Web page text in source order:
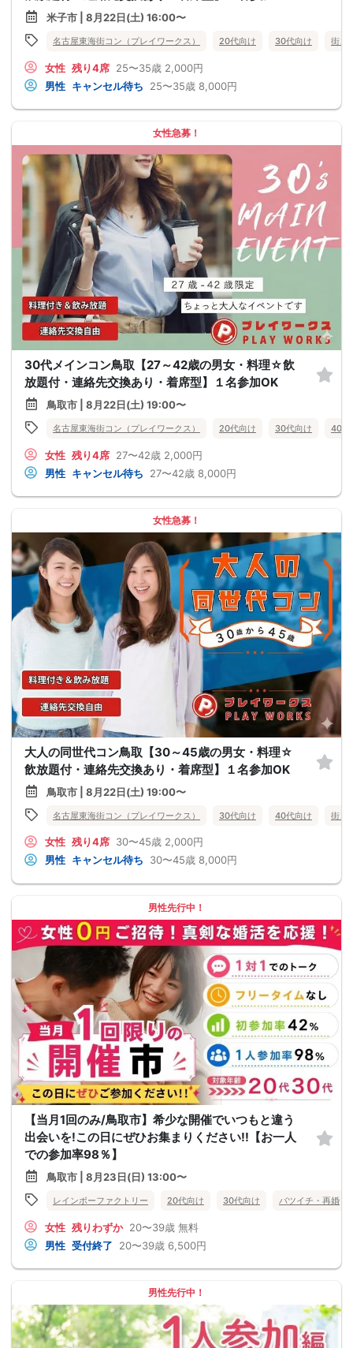
米子市 | 8月22日(土) 16:00〜
名古屋東海街コン（プレイワークス） 20代向け 30代向け 街コ
女性 残り4席 25〜35歳 2,000円
男性 キャンセル待ち 25〜35歳 8,000円
女性急募！
30代メインコン鳥取【27～42歳の男女・料理☆飲
放題付・連絡先交換あり・着席型】１名参加OK
鳥取市 | 8月22日(土) 19:00〜
名古屋東海街コン（プレイワークス） 20代向け 30代向け 40代
女性 残り4席 27〜42歳 2,000円
男性 キャンセル待ち 27〜42歳 8,000円
女性急募！
大人の同世代コン鳥取【30～45歳の男女・料理☆
飲放題付・連絡先交換あり・着席型】１名参加OK
鳥取市 | 8月22日(土) 19:00〜
名古屋東海街コン（プレイワークス） 30代向け 40代向け 街コ
女性 残り4席 30〜45歳 2,000円
男性 キャンセル待ち 30〜45歳 8,000円
男性先行中！
【当月1回のみ/鳥取市】希少な開催でいつもと違う
出会いを!この日にぜひお集まりください!!【お一人
での参加率98％】
鳥取市 | 8月23日(日) 13:00〜
レインボーファクトリー 20代向け 30代向け バツイチ・再婚
女性 残りわずか 20〜39歳 無料
男性 受付終了 20〜39歳 6,500円
男性先行中！